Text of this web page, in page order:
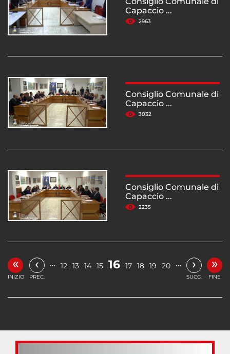
Capaccio ...
2963
Consiglio Comunale di
Capaccio ...
3032
Consiglio Comunale di
Capaccio ...
2235
«
INIZIO
‹
PREC.
… 12 13 14 15 16 17 18 19 20 … ›
SUCC.
»
FINE